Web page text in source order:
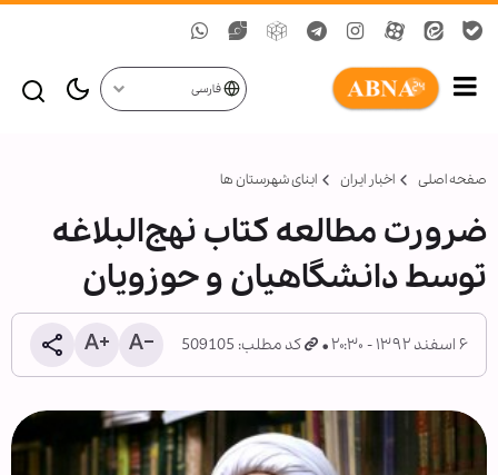
فارسی
صفحه اصلی اخبار ایران ابنای شهرستان ها
ضرورت مطالعه کتاب نهج‌البلاغه
توسط دانشگاهیان و حوزویان
۶ اسفند ۱۳۹۲ - ۲۰:۳۰ کد مطلب: 509105